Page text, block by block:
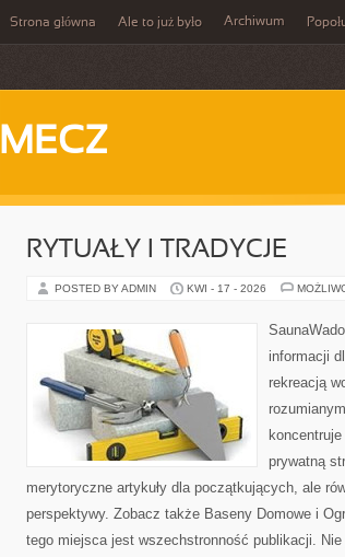
Strona główna Ale to już było Archiwum
MECZ
RYTUAŁY I TRADYCJE
POSTED BY ADMIN KWI - 17 - 2026
informacji
rekreacją
prywatną
merytoryczne artykuły dla początkujących, ale
perspektywy. Zobacz także Baseny Domowe i
tego miejsca jest wszechstronność publikacji.